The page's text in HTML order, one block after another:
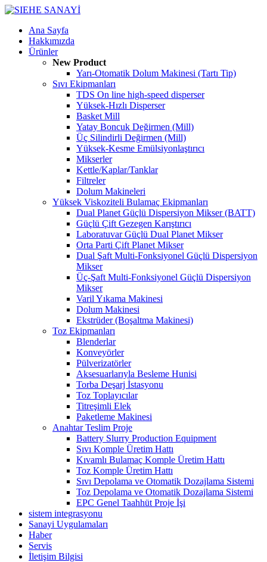
Ana Sayfa
Hakkımızda
Ürünler
New Product
Yarı-Otomatik Dolum Makinesi (Tartı Tip)
Sıvı Ekipmanları
TDS On line high-speed disperser
Yüksek-Hızlı Disperser
Basket Mill
Yatay Boncuk Değirmen (Mill)
Üç Silindirli Değirmen (Mill)
Yüksek-Kesme Emülsiyonlaştırıcı
Mikserler
Kettle/Kaplar/Tanklar
Filtreler
Dolum Makineleri
Yüksek Viskoziteli Bulamaç Ekipmanları
Dual Planet Güçlü Dispersiyon Mikser (BATT)
Güçlü Çift Gezegen Karıştırıcı
Laboratuvar Güçlü Dual Planet Mikser
Orta Parti Çift Planet Mikser
Dual Şaft Multi-Fonksiyonel Güçlü Dispersiyon
Mikser
Üç-Şaft Multi-Fonksiyonel Güçlü Dispersiyon
Mikser
Varil Yıkama Makinesi
Dolum Makinesi
Ekstrüder (Boşaltma Makinesi)
Toz Ekipmanları
Blenderlar
Konveyörler
Pülverizatörler
Aksesuarlarıyla Besleme Hunisi
Torba Deşarj İstasyonu
Toz Toplayıcılar
Titreşimli Elek
Paketleme Makinesi
Anahtar Teslim Proje
Battery Slurry Production Equipment
Sıvı Komple Üretim Hattı
Kıvamlı Bulamaç Komple Üretim Hattı
Toz Komple Üretim Hattı
Sıvı Depolama ve Otomatik Dozajlama Sistemi
Toz Depolama ve Otomatik Dozajlama Sistemi
EPC Genel Taahhüt Proje İşi
sistem integrasyonu
Sanayi Uygulamaları
Haber
Servis
İletişim Bilgisi